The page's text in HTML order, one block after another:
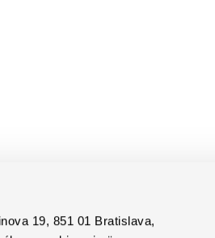
19, 851 01 Bratislava,